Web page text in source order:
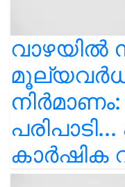
വാഴയിൽ
കാർഷിക